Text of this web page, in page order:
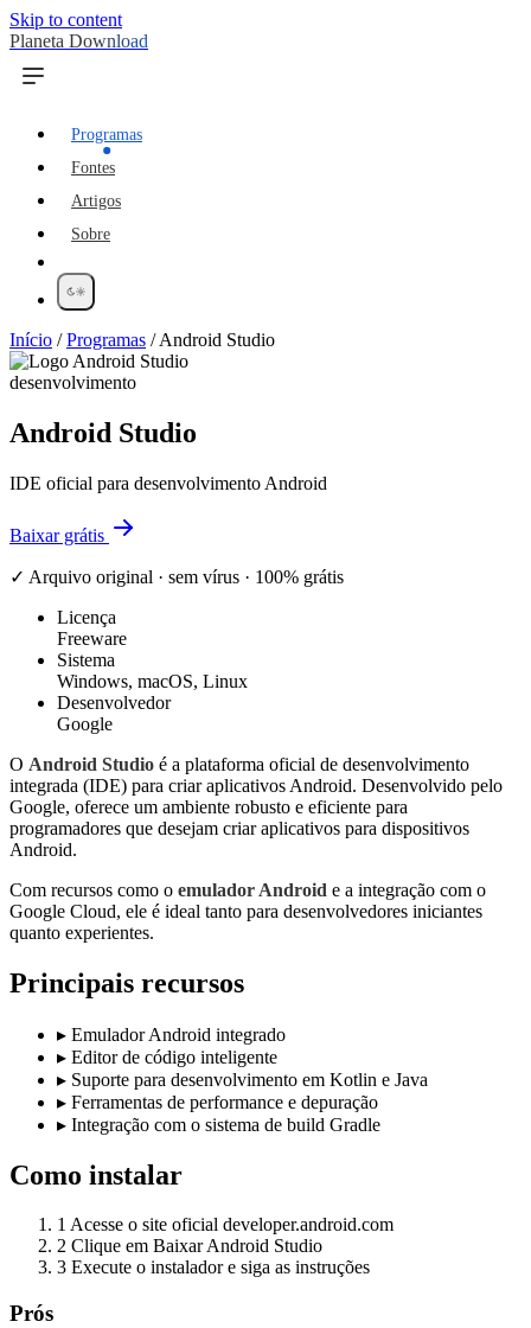
Skip to content
Planeta Download
Programas
Fontes
Artigos
Sobre
Início /Programas /Android Studio
desenvolvimento
Android Studio
IDE oficial para desenvolvimento Android
Baixar grátis
✓ Arquivo original · sem vírus · 100% grátis
Licença
Freeware
Sistema
Windows, macOS, Linux
Desenvolvedor
Google
O Android Studio é a plataforma oficial de desenvolvimento
integrada (IDE) para criar aplicativos Android. Desenvolvido pelo
Google, oferece um ambiente robusto e eficiente para
programadores que desejam criar aplicativos para dispositivos
Android.
Com recursos como o emulador Android e a integração com o
Google Cloud, ele é ideal tanto para desenvolvedores iniciantes
quanto experientes.
Principais recursos
▸ Emulador Android integrado
▸ Editor de código inteligente
▸ Suporte para desenvolvimento em Kotlin e Java
▸ Ferramentas de performance e depuração
▸ Integração com o sistema de build Gradle
Como instalar
1 Acesse o site oficial developer.android.com
2 Clique em Baixar Android Studio
3 Execute o instalador e siga as instruções
Prós